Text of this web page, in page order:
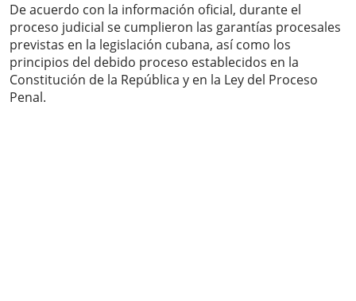
De acuerdo con la información oficial, durante el
proceso judicial se cumplieron las garantías procesales
previstas en la legislación cubana, así como los
principios del debido proceso establecidos en la
Constitución de la República y en la Ley del Proceso
Penal.